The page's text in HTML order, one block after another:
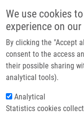
We use cookies
experience on
By clicking the "Accept
consent to the access
their possible sharing
analytical tools).
Analytical
Statistics cookies
Header image